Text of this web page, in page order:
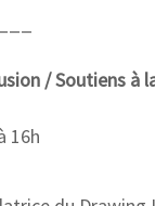
/ Soutiens à
16h